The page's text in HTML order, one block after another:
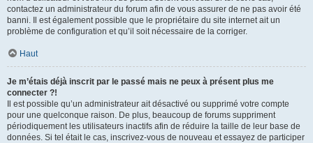
contactez un administrateur du forum afin de vous assurer de ne pas avoir été
banni. Il est également possible que le propriétaire du site internet ait un
problème de configuration et qu’il soit nécessaire de la corriger.
Haut
Je m’étais déjà inscrit par le passé mais ne peux à présent plus me
connecter ?!
Il est possible qu’un administrateur ait désactivé ou supprimé votre compte
pour une quelconque raison. De plus, beaucoup de forums suppriment
périodiquement les utilisateurs inactifs afin de réduire la taille de leur base de
données. Si tel était le cas, inscrivez-vous de nouveau et essayez de participer